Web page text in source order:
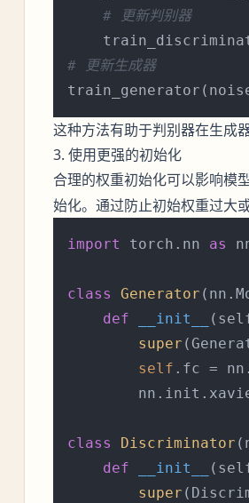
# 更新判别器
# 更新生成器
这种方法有助于判别器在生成
3. 使用更强的初始化
合理的权重初始化可以影响模
始化。通过防止初始权重过大
import torch.nn as
class Generator
def
__init__ (
super
self .fc =
class Discriminator
def
__init__ (
super